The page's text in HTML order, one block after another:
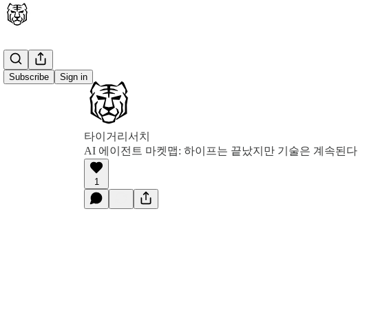
Subscribe Sign in
타이거리서치
AI 에이전트 마켓맵: 하이프는 끝났지만 기술은 계속된다
1